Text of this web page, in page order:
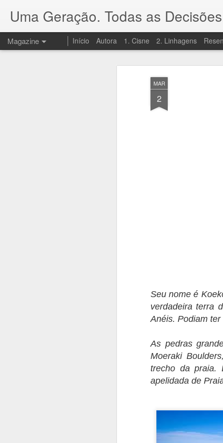
MAR
2
Seu nome é
verdadeira terra
Anéis. Podiam
As pedras
Moeraki
trecho da praia.
apelidada de
Uma Geração. Todas as
Magazine Início Autora 1. Cisne 2. Linhagens